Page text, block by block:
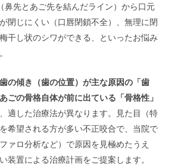
鼻先とあご先を結んだライン）から口元
閉じにくい（口唇閉鎖不全）、無理に閉
干し状のシワができる、といったお悩み
の傾き（歯の位置）が主な原因の「歯
あごの骨格自体が前に出ている「骨格性」
適した治療法が異なります。見た目（特
希望される方が多い不正咬合で、当院で
ァロ分析など）で原因を見極めたうえ
装置による治療計画をご提案します。